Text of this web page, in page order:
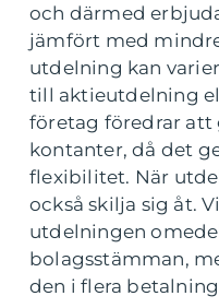
och därmed
jämfört med
utdelning kan
till aktieutdelning
företag föredrar att
kontanter, då det
flexibilitet. När
också skilja sig åt.
utdelningen
bolagsstämman,
den i flera